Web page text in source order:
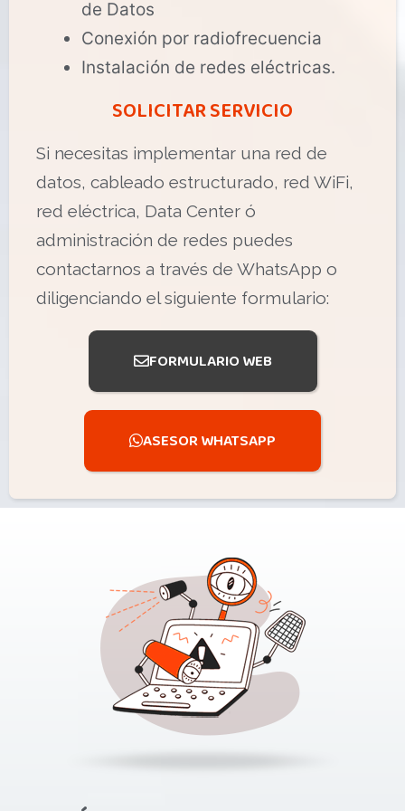
de Datos
Conexión por radiofrecuencia
Instalación de redes eléctricas.
SOLICITAR SERVICIO
Si necesitas implementar una red de
datos, cableado estructurado, red WiFi,
red eléctrica, Data Center ó
administración de redes puedes
contactarnos a través de WhatsApp o
diligenciando el siguiente formulario:
FORMULARIO WEB
ASESOR WHATSAPP